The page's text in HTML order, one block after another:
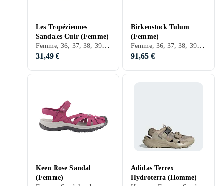
Les Tropéziennes
Sandales Cuir (Femme)
Femme, 36, 37, 38, 39, 40, 41, Noir, Marron
31,49 €
Birkenstock Tulum
(Femme)
Femme, 36, 37, 38, 39, 40, 41, 42, 43, 35, 50, Noir, Blanc, Gris, Marron, Bleu, Rouge, Orange, Beige, Rose, Cuir, Suède
91,65 €
Keen Rose Sandal
(Femme)
Adidas Terrex
Hydroterra (Homme)